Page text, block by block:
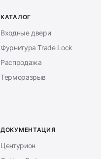
КАТАЛОГ
Входные двери
Фурнитура Trade Lock
Распродажа
Терморазрыв
ДОКУМЕНТАЦИЯ
Центурион